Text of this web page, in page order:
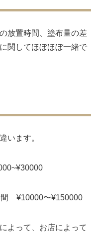
放置時間、塗布量の差
関してほぼほぼ一緒で
います。
間 ¥10000〜¥150000
よって、お店によって